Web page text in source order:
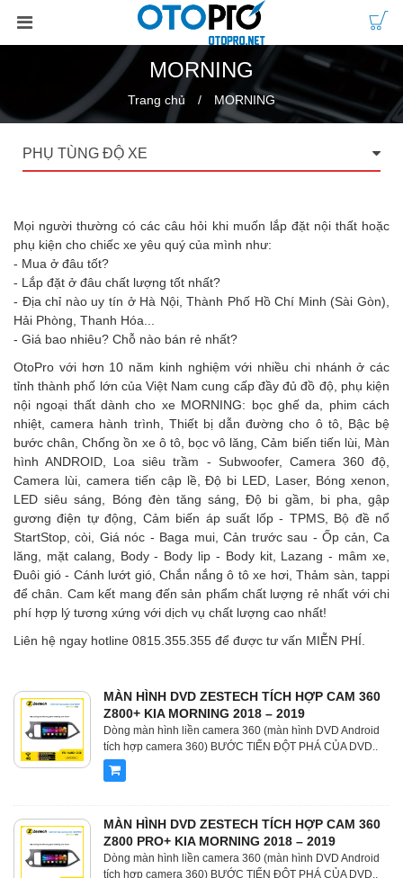
MORNING
Trang chủ MORNING
PHỤ TÙNG ĐỘ XE
Mọi người thường có các câu hỏi khi muốn lắp đặt nội thất hoặc
phụ kiện cho chiếc xe yêu quý của mình như:
- Mua ở đâu tốt?
- Lắp đặt ở đâu chất lượng tốt nhất?
- Địa chỉ nào uy tín ở Hà Nội, Thành Phố Hồ Chí Minh (Sài Gòn),
Hải Phòng, Thanh Hóa...
- Giá bao nhiêu? Chỗ nào bán rẻ nhất?
OtoPro với hơn 10 năm kinh nghiệm với nhiều chi nhánh ở các
tỉnh thành phố lớn của Việt Nam cung cấp đầy đủ đồ độ, phụ kiện
nội ngoại thất dành cho xe MORNING: bọc ghế da, phim cách
nhiệt, camera hành trình, Thiết bị dẫn đường cho ô tô, Bậc bệ
bước chân, Chống ồn xe ô tô, bọc vô lăng, Cảm biến tiến lùi, Màn
hình ANDROID, Loa siêu trầm - Subwoofer, Camera 360 độ,
Camera lùi, camera tiến cập lề, Độ bi LED, Laser, Bóng xenon,
LED siêu sáng, Bóng đèn tăng sáng, Độ bi gầm, bi pha, gập
gương điện tự động, Cảm biến áp suất lốp - TPMS, Bộ đề nổ
StartStop, còi, Giá nóc - Baga mui, Cản trước sau - Ốp cản, Ca
lăng, mặt calang, Body - Body lip - Body kit, Lazang - mâm xe,
Đuôi gió - Cánh lướt gió, Chắn nắng ô tô xe hơi, Thảm sàn, tappi
để chân. Cam kết mang đến sản phẩm chất lượng rẻ nhất với chi
phí hợp lý tương xứng với dịch vụ chất lượng cao nhất!
Liên hệ ngay hotline 0815.355.355 để được tư vấn MIỄN PHÍ.
MÀN HÌNH DVD ZESTECH TÍCH HỢP CAM 360
Z800+ KIA MORNING 2018 – 2019
Dòng màn hình liền camera 360 (màn hình DVD Android
tích hợp camera 360) BƯỚC TIẾN ĐỘT PHÁ CỦA DVD..
MÀN HÌNH DVD ZESTECH TÍCH HỢP CAM 360
Z800 PRO+ KIA MORNING 2018 – 2019
Dòng màn hình liền camera 360 (màn hình DVD Android
tích hợp camera 360) BƯỚC TIẾN ĐỘT PHÁ CỦA DVD..